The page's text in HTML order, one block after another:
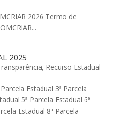
2026 Termo de
2025
, Recurso Estadual
Estadual 3ª Parcela
5ª Parcela Estadual 6ª
Estadual 8ª Parcela